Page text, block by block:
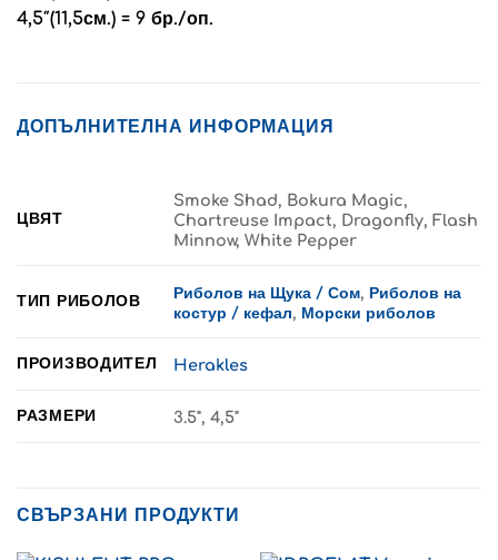
4,5″(11,5см.) = 9 бр./оп.
ДОПЪЛНИТЕЛНА ИНФОРМАЦИЯ
ЦВЯТ
Smoke Shad, Bokura Magic,
Chartreuse Impact, Dragonfly, Flash
Minnow, White Pepper
ТИП РИБОЛОВ Риболов на Щука / Сом, Риболов на
костур / кефал, Морски риболов
ПРОИЗВОДИТЕЛ Herakles
РАЗМЕРИ 3.5", 4,5"
СВЪРЗАНИ ПРОДУКТИ